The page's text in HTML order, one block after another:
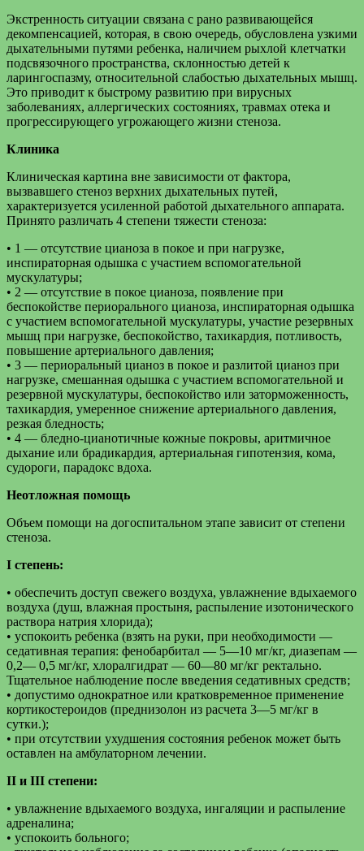
Экстренность ситуации связана с рано развивающейся
декомпенсацией, которая, в свою очередь, обусловлена узкими
дыхательными путями ребенка, наличием рыхлой клетчатки
подсвязочного пространства, склонностью детей к
ларингоспазму, относительной слабостью дыхательных мышц.
Это приводит к быстрому развитию при вирусных
заболеваниях, аллергических состояниях, травмах отека и
прогрессирующего угрожающего жизни стеноза.
Клиника
Клиническая картина вне зависимости от фактора,
вызвавшего стеноз верхних дыхательных путей,
характеризуется усиленной работой дыхательного аппарата.
Принято различать 4 степени тяжести стеноза:
• 1 — отсутствие цианоза в покое и при нагрузке,
инспираторная одышка с участием вспомогательной
мускулатуры;
• 2 — отсутствие в покое цианоза, появление при
беспокойстве периорального цианоза, инспираторная одышка
с участием вспомогательной мускулатуры, участие резервных
мышц при нагрузке, беспокойство, тахикардия, потливость,
повышение артериального давления;
• 3 — периоральный цианоз в покое и разлитой цианоз при
нагрузке, смешанная одышка с участием вспомогательной и
резервной мускулатуры, беспокойство или заторможенность,
тахикардия, умеренное снижение артериального давления,
резкая бледность;
• 4 — бледно-цианотичные кожные покровы, аритмичное
дыхание или брадикардия, артериальная гипотензия, кома,
судороги, парадокс вдоха.
Неотложная помощь
Объем помощи на догоспитальном этапе зависит от степени
стеноза.
I степень:
• обеспечить доступ свежего воздуха, увлажнение вдыхаемого
воздуха (душ, влажная простыня, распыление изотонического
раствора натрия хлорида);
• успокоить ребенка (взять на руки, при необходимости —
седативная терапия: фенобарбитал — 5—10 мг/кг, диазепам —
0,2— 0,5 мг/кг, хлоралгидрат — 60—80 мг/кг ректально.
Тщательное наблюдение после введения седативных средств;
• допустимо однократное или кратковременное применение
кортикостероидов (преднизолон из расчета 3—5 мг/кг в
сутки.);
• при отсутствии ухудшения состояния ребенок может быть
оставлен на амбулаторном лечении.
II и III степени:
• увлажнение вдыхаемого воздуха, ингаляции и распыление
адреналина;
• успокоить больного;